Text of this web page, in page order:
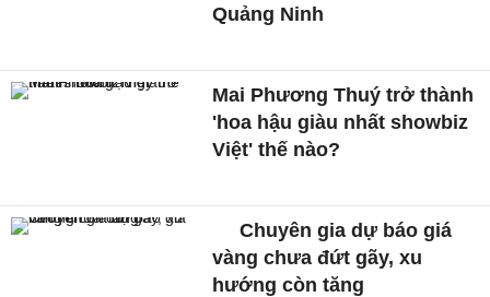
Quảng Ninh
Mai Phương Thuý trở thành
'hoa hậu giàu nhất showbiz
Việt' thế nào?
Chuyên gia dự báo giá
vàng chưa đứt gãy, xu
hướng còn tăng